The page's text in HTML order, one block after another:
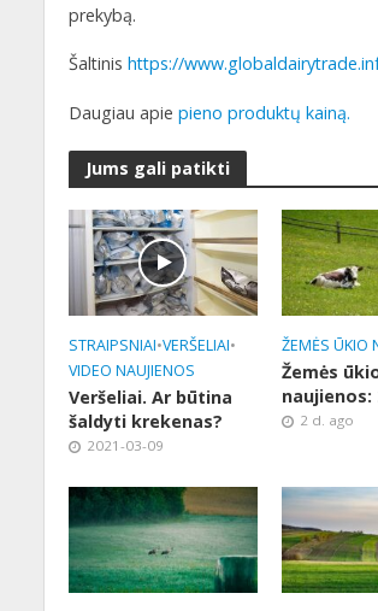
prekybą.
Šaltinis https://
Daugiau apie pieno produktų kainą.
Jums gali patikti
STRAIPSNIAI•VERŠELIAI•
VIDEO NAUJIENOS
Veršeliai. Ar būtina
šaldyti krekenas?
2021-03-09
ŽEMĖS ŪKIO
Žemės
naujienos:
2 d. ago